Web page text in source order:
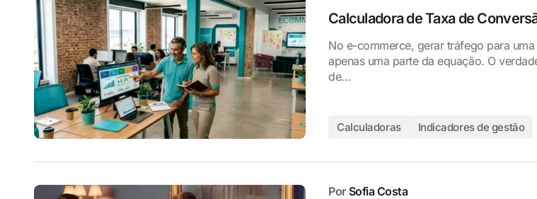
Calculadora de Taxa de
No e-commerce, gerar tráfego para
apenas uma parte da equação. O
de…
Calculadoras Indicadores de gestão
Por Sofia Costa